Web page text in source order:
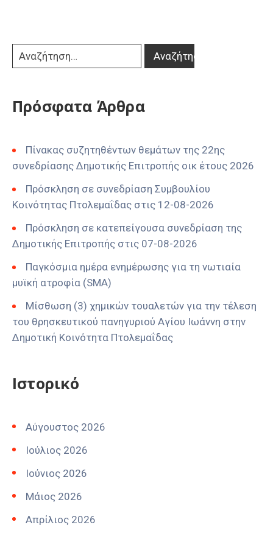
Πρόσφατα Άρθρα
Πίνακας συζητηθέντων θεμάτων της 22ης
συνεδρίασης Δημοτικής Επιτροπής οικ έτους 2026
Πρόσκληση σε συνεδρίαση Συμβουλίου
Κοινότητας Πτολεμαΐδας στις 12-08-2026
Πρόσκληση σε κατεπείγουσα συνεδρίαση της
Δημοτικής Επιτροπής στις 07-08-2026
Παγκόσμια ημέρα ενημέρωσης για τη νωτιαία
μυϊκή ατροφία (SMA)
Μίσθωση (3) χημικών τουαλετών για την τέλεση
του θρησκευτικού πανηγυριού Αγίου Ιωάννη στην
Δημοτική Κοινότητα Πτολεμαΐδας
Ιστορικό
Αύγουστος 2026
Ιούλιος 2026
Ιούνιος 2026
Μάιος 2026
Απρίλιος 2026